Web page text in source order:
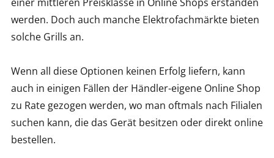
einer mittleren Preisklasse in Online Shops erstanden
werden. Doch auch manche Elektrofachmärkte bieten
solche Grills an.
Wenn all diese Optionen keinen Erfolg liefern, kann
auch in einigen Fällen der Händler-eigene Online Shop
zu Rate gezogen werden, wo man oftmals nach Filialen
suchen kann, die das Gerät besitzen oder direkt online
bestellen.